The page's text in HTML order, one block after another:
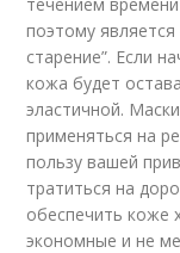
поэтому
старение”. Если
кожа будет
эластичной.
применяться на
пользу вашей
тратиться на
обеспечить коже
экономные и не